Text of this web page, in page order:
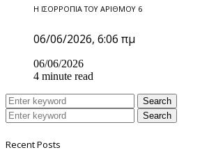
Η ΙΣΟΡΡΟΠΙΑ ΤΟΥ ΑΡΙΘΜΟΥ 6
06/06/2026, 6:06 πμ
06/06/2026
4 minute read
Search
Search
Recent Posts